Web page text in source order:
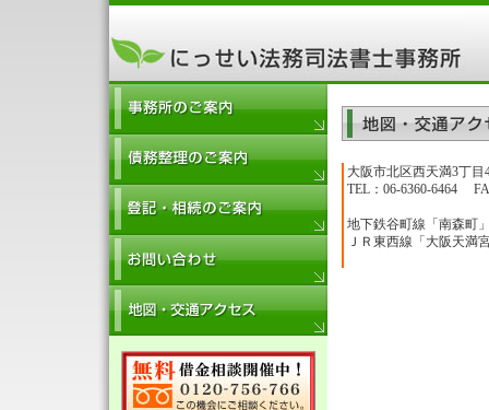
大阪市北区西天満3丁
TEL：06-6360-6464
地下鉄谷町線「南森町
ＪＲ東西線「大阪天満